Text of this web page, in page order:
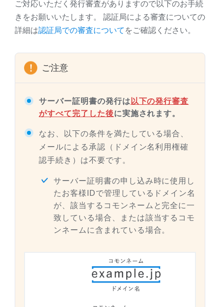
ご対応いただく発行審査がありますので以下のお手続
きをお願いいたします。 認証局による審査についての
詳細は認証局での審査について をご確認ください。
ご注意
サーバー証明書の発行は 以下の発行審査
がすべて完了した後に実施されます。
なお、以下の条件を満たしている場合、
メールによる承認（ドメイン名利用権確
認手続き）は不要です。
サーバー証明書の申し込み時に使用し
たお客様IDで管理しているドメイン名
が、該当するコモンネームと完全に一
致している場合、または該当するコモ
ンネームに含まれている場合。